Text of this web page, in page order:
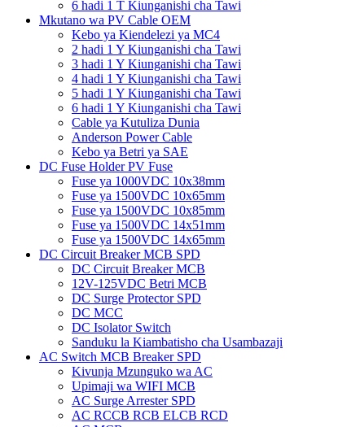
6 hadi 1 T Kiunganishi cha Tawi
Mkutano wa PV Cable OEM
Kebo ya Kiendelezi ya MC4
2 hadi 1 Y Kiunganishi cha Tawi
3 hadi 1 Y Kiunganishi cha Tawi
4 hadi 1 Y Kiunganishi cha Tawi
5 hadi 1 Y Kiunganishi cha Tawi
6 hadi 1 Y Kiunganishi cha Tawi
Cable ya Kutuliza Dunia
Anderson Power Cable
Kebo ya Betri ya SAE
DC Fuse Holder PV Fuse
Fuse ya 1000VDC 10x38mm
Fuse ya 1500VDC 10x65mm
Fuse ya 1500VDC 10x85mm
Fuse ya 1500VDC 14x51mm
Fuse ya 1500VDC 14x65mm
DC Circuit Breaker MCB SPD
DC Circuit Breaker MCB
12V-125VDC Betri MCB
DC Surge Protector SPD
DC MCC
DC Isolator Switch
Sanduku la Kiambatisho cha Usambazaji
AC Switch MCB Breaker SPD
Kivunja Mzunguko wa AC
Upimaji wa WIFI MCB
AC Surge Arrester SPD
AC RCCB RCB ELCB RCD